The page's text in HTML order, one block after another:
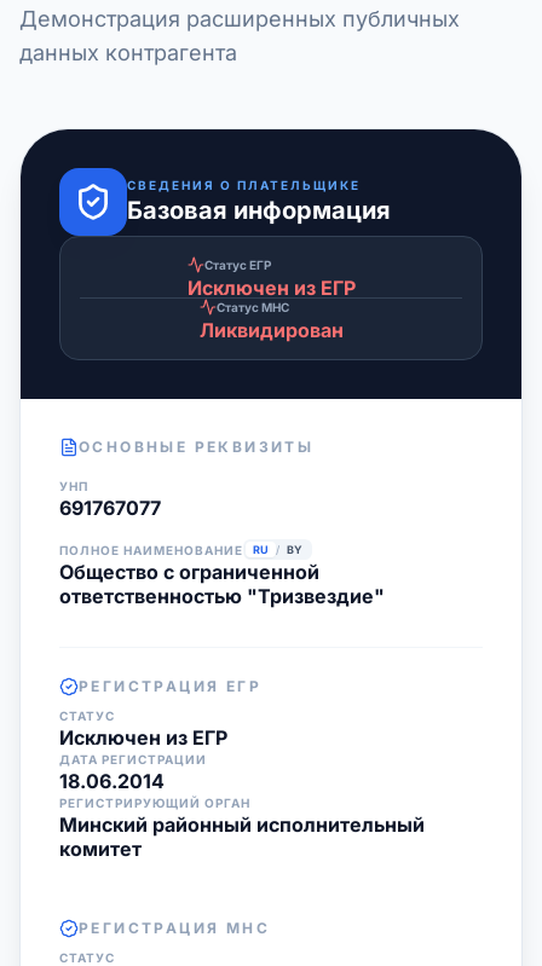
Демонстрация расширенных публичных
данных контрагента
СВЕДЕНИЯ О ПЛАТЕЛЬЩИКЕ
Базовая информация
Статус ЕГР
Исключен из ЕГР
Статус МНС
Ликвидирован
ОСНОВНЫЕ РЕКВИЗИТЫ
УНП
691767077
ПОЛНОЕ НАИМЕНОВАНИЕ RU / BY
Общество с ограниченной
ответственностью "Тризвездие"
РЕГИСТРАЦИЯ ЕГР
СТАТУС
Исключен из ЕГР
ДАТА РЕГИСТРАЦИИ
18.06.2014
РЕГИСТРИРУЮЩИЙ ОРГАН
Минский районный исполнительный
комитет
РЕГИСТРАЦИЯ МНС
СТАТУС